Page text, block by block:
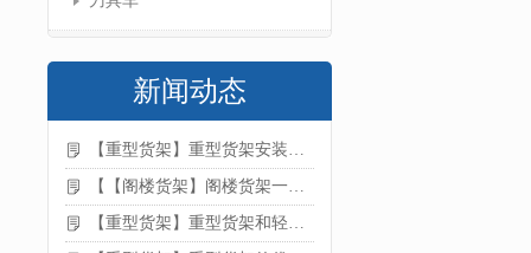
新闻动态
【重型货架】重型货架安装注意事项
【【阁楼货架】阁楼货架一般有哪些用途
【重型货架】重型货架和轻型货架的区别是什么